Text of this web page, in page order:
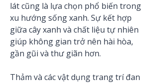
lát cũng là lựa chọn phổ biến trong
xu hướng sống xanh. Sự kết hợp
giữa cây xanh và chất liệu tự nhiên
giúp không gian trở nên hài hòa,
gần gũi và thư giãn hơn.
Thảm và các vật dụng trang trí đan